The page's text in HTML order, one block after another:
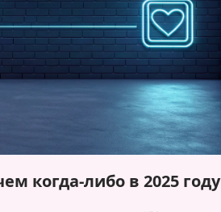
когда-либо в 2025 году